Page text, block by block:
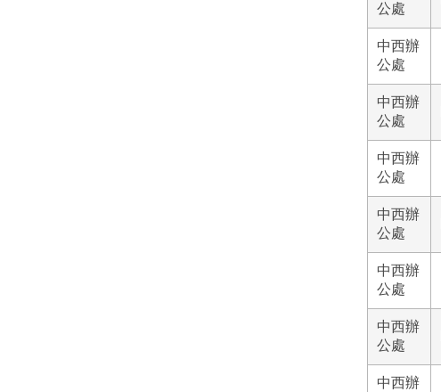
公處
中西辦
公處
中西辦
公處
中西辦
公處
中西辦
公處
中西辦
公處
中西辦
公處
中西辦